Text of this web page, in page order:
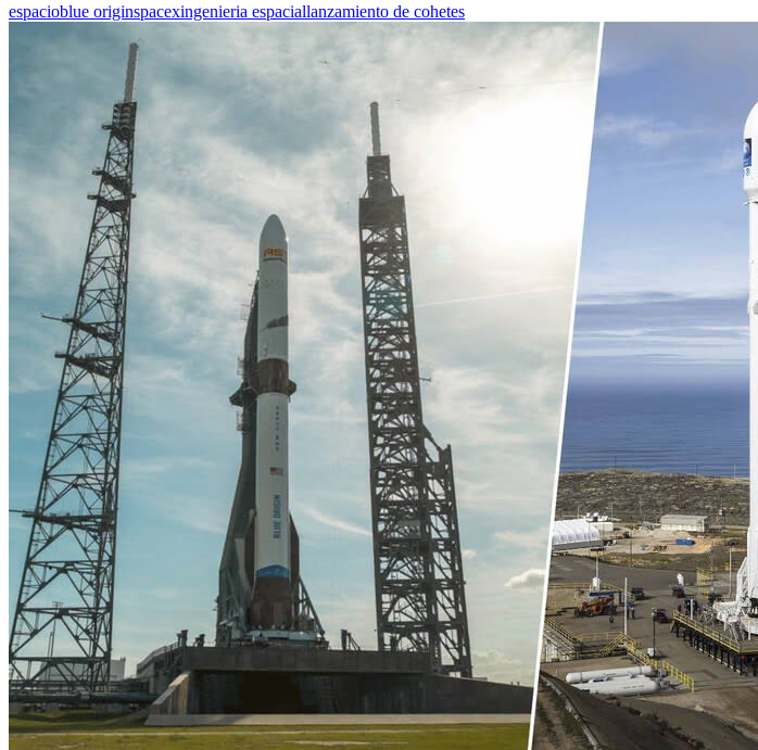
espacioblue originspacexingenieria espaciallanzamiento de cohetes